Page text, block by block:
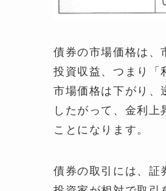
債券の市場価格は、
投資収益、つまり「
市場価格は下がり、
したがって、金利
ことになります。
債券の取引には、証